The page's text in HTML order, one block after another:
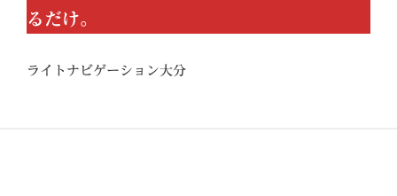
るだけ。
ライトナビゲーション大分